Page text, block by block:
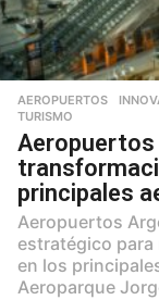
AEROPUERTOS ,
TURISMO
Aeropuertos
principales
Aeropuertos
estratégico
en los
Aeroparque